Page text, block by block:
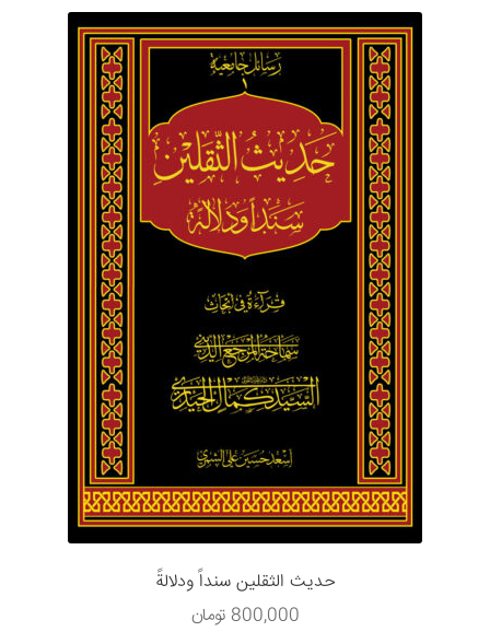
حديث الثقلين سنداً ودلالةً
800,000 تومان